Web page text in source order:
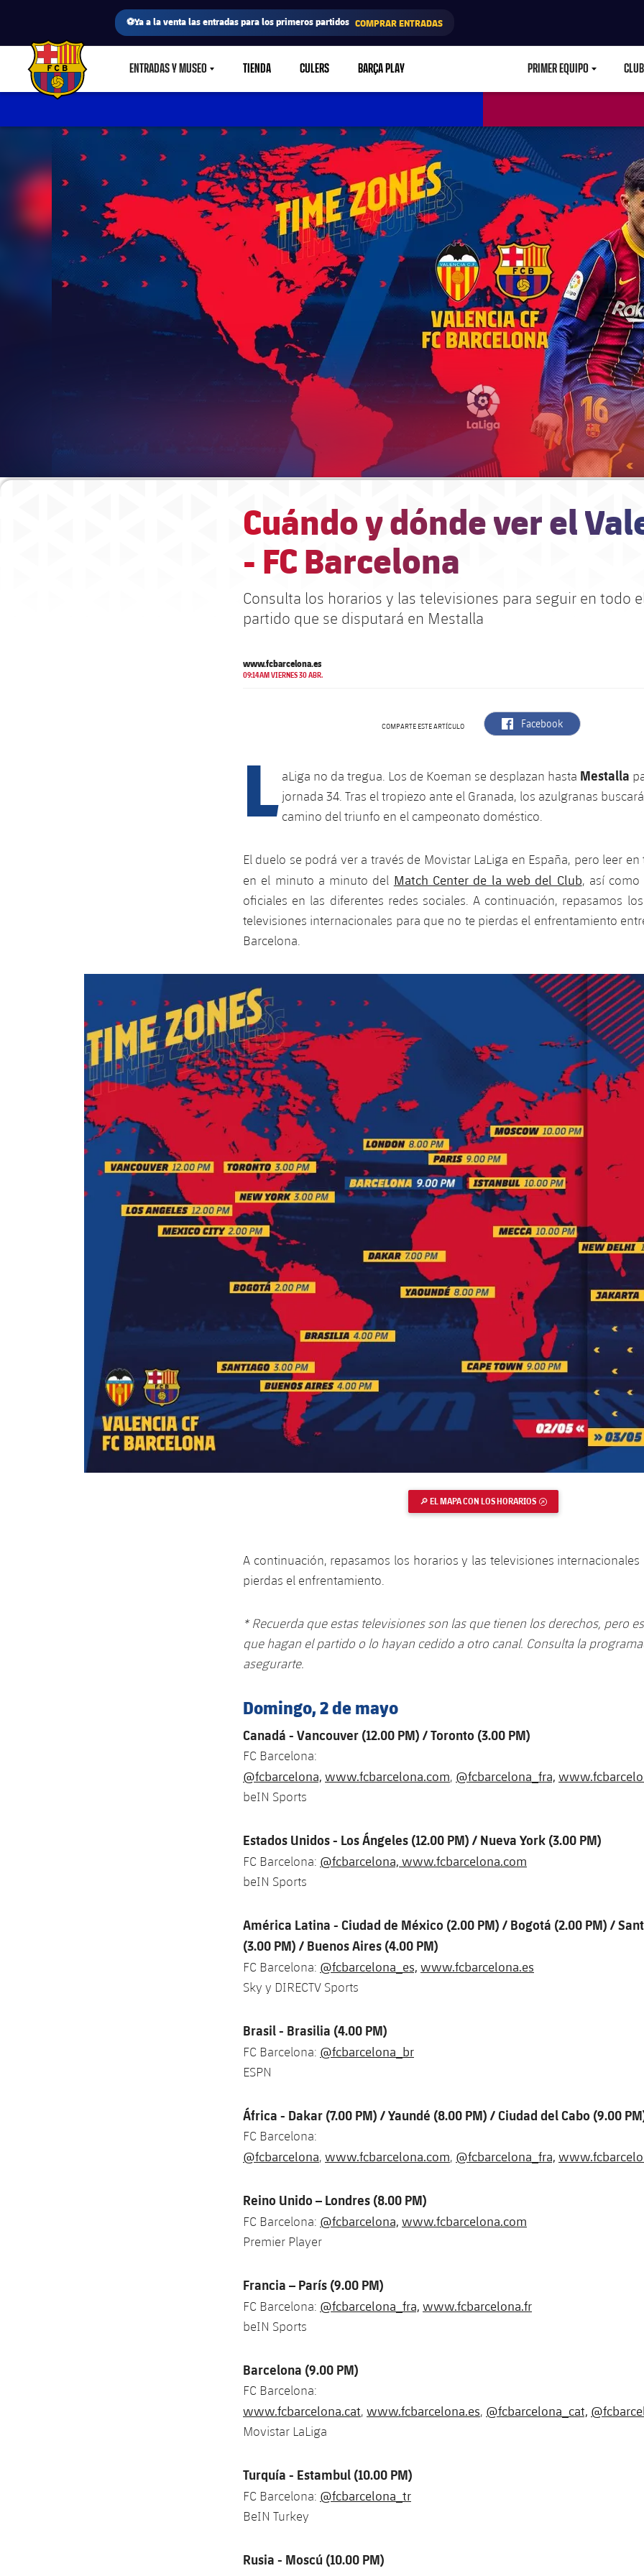
⚽Ya a la venta las entradas para los primeros partidos COMPRAR ENTRADAS
FC Barcelona club badge ENTRADAS Y MUSEOLABEL.SHARE.CARETDOWN
TIENDA CULERS BARÇA PLAY PRIMER EQUIPO CLUB
Cuándo y dónde ver el
- FC Barcelona
Consulta los horarios y las televisiones para seguir en todo
partido que se disputará en Mestalla
www.fcbarcelona.es
09:14AM VIERNES 30 ABR.
COMPARTE ESTE ARTÍCULO label.aria.facebook
Facebook
L aLiga no da tregua. Los de Koeman se desplazan hasta Mestalla
jornada 34. Tras el tropiezo ante el Granada, los azulgranas
camino del triunfo en el campeonato doméstico.
El duelo se podrá ver a través de Movistar LaLiga en España, pero leer
en el minuto a minuto del Match Center de la web del Club, así
oficiales en las diferentes redes sociales. A continuación, repasamos
televisiones internacionales para que no te pierdas el enfrentamiento
Barcelona.
🔎 EL MAPA CON LOS HORARIOS ENLACE EXTERNO
A continuación, repasamos los horarios y las televisiones
pierdas el enfrentamiento.
* Recuerda que estas televisiones son las que tienen los derechos, pero
que hagan el partido o lo hayan cedido a otro canal. Consulta la
asegurarte.
Domingo, 2 de mayo
Canadá - Vancouver (12.00 PM) / Toronto (3.00 PM)
FC Barcelona:
@fcbarcelona, www.fcbarcelona.com, @fcbarcelona_fra,
beIN Sports
Estados Unidos - Los Ángeles (12.00 PM) / Nueva York (3.00 PM)
FC Barcelona: @fcbarcelona, www.fcbarcelona.com
beIN Sports
América Latina - Ciudad de México (2.00 PM) / Bogotá (2.00 PM) /
(3.00 PM) / Buenos Aires (4.00 PM)
FC Barcelona: @fcbarcelona_es, www.fcbarcelona.es
Sky y DIRECTV Sports
Brasil - Brasilia (4.00 PM)
FC Barcelona: @fcbarcelona_br
ESPN
África - Dakar (7.00 PM) / Yaundé (8.00 PM) / Ciudad del Cabo (9.00
FC Barcelona:
@fcbarcelona, www.fcbarcelona.com, @fcbarcelona_fra,
Reino Unido – Londres (8.00 PM)
FC Barcelona: @fcbarcelona, www.fcbarcelona.com
Premier Player
Francia – París (9.00 PM)
FC Barcelona: @fcbarcelona_fra, www.fcbarcelona.fr
beIN Sports
Barcelona (9.00 PM)
FC Barcelona:
www.fcbarcelona.cat, www.fcbarcelona.es, @fcbarcelona_cat,
Movistar LaLiga
Turquía - Estambul (10.00 PM)
FC Barcelona: @fcbarcelona_tr
BeIN Turkey
Rusia - Moscú (10.00 PM)